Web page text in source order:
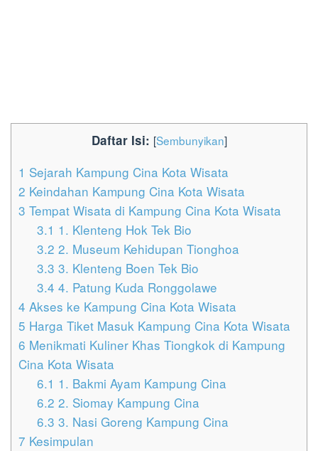
Daftar Isi: [Sembunyikan]
1 Sejarah Kampung Cina Kota Wisata
2 Keindahan Kampung Cina Kota Wisata
3 Tempat Wisata di Kampung Cina Kota Wisata
3.1 1. Klenteng Hok Tek Bio
3.2 2. Museum Kehidupan Tionghoa
3.3 3. Klenteng Boen Tek Bio
3.4 4. Patung Kuda Ronggolawe
4 Akses ke Kampung Cina Kota Wisata
5 Harga Tiket Masuk Kampung Cina Kota Wisata
6 Menikmati Kuliner Khas Tiongkok di Kampung
Cina Kota Wisata
6.1 1. Bakmi Ayam Kampung Cina
6.2 2. Siomay Kampung Cina
6.3 3. Nasi Goreng Kampung Cina
7 Kesimpulan